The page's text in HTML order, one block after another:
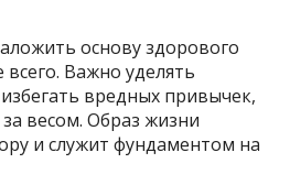
основу здорового
Важно уделять
вредных привычек,
весом. Образ жизни
и служит фундаментом на